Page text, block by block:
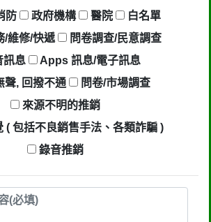
防
政府機構 醫院
白名單
/維修/快遞
問卷調查/民意調查
訊息
Apps 訊息/電子訊息
聲, 回撥不通
問卷/市場調查
來源不明的推銷
( 包括不良銷售手法、各類詐騙 )
錄音推銷